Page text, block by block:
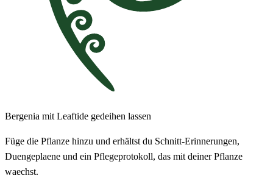
Bergenia mit Leaftide gedeihen lassen
Füge die Pflanze hinzu und erhältst du Schnitt-Erinnerungen,
Duengeplaene und ein Pflegeprotokoll, das mit deiner Pflanze
waechst.